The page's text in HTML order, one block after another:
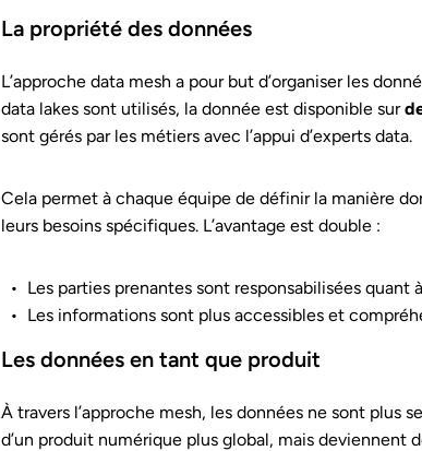
La propriété des données
L’approche data mesh a pour but d’organiser les
data lakes sont utilisés, la donnée est disponible sur
sont gérés par les métiers avec l’appui d’experts data.
Cela permet à chaque équipe de définir la manière
leurs besoins spécifiques. L’avantage est double :
Les parties prenantes sont responsabilisées quant
Les informations sont plus accessibles et
Les données en tant que produit
À travers l’approche mesh, les données ne sont plus
d’un produit numérique plus global, mais deviennent